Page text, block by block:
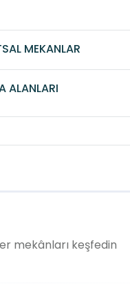
MEKANLAR
ALANLARI
mekânları keşfedin